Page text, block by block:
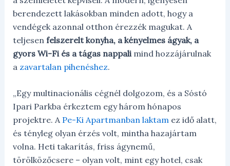
berendezett lakásokban minden adott, hogy a
vendégek azonnal otthon érezzék magukat. A
teljesen felszerelt konyha, a kényelmes ágyak, a
gyors Wi-Fi és a tágas nappali mind hozzájárulnak
a zavartalan pihenéshez.
„Egy multinacionális cégnél dolgozom, és a Sóstó
Ipari Parkba érkeztem egy három hónapos
projektre. A Pe-Ki Apartmanban laktamez idő alatt,
és tényleg olyan érzés volt, mintha hazajártam
volna. Heti takarítás, friss ágynemű,
törölközőcsere – olyan volt, mint egy hotel, csak